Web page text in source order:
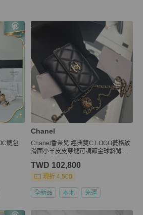
精品
鏈包
Chanel
Chanel香奈兒 經典雙C LOGO菱格紋
滑面小羊皮皮穿鏈可調節金球斜背雙
TWD 102,800
現折 4,500
全新品 本地 免運